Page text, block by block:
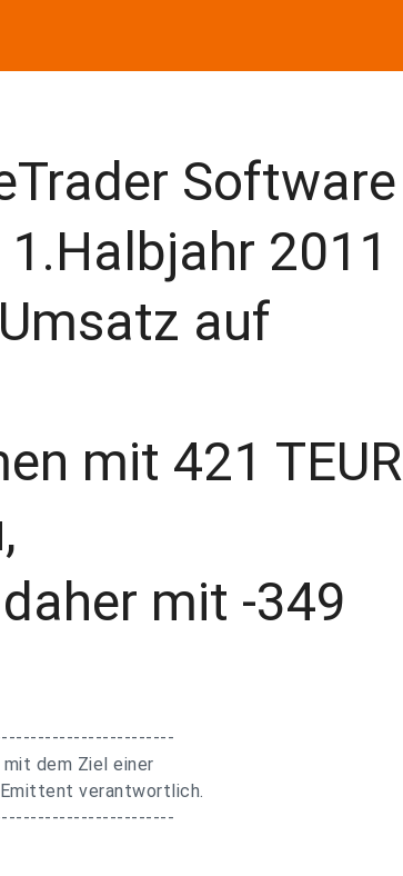
Software
2011
auf
mit 421 TEUR
mit -349
dem Ziel einer
verantwortlich.